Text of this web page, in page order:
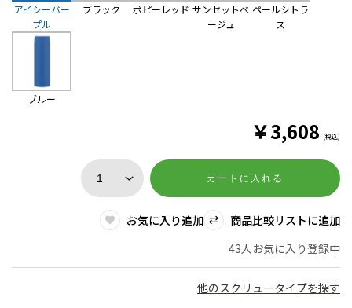
アイシーパー
プル
ブラック ポピーレッド サンセットべ
ージュ
ペールシトラ
ス
ブルー
￥3,608 (税込)
カートに入れる
お気に入り追加
商品比較リストに追加
43人お気に入り登録中
他のスクリュータイプを探す